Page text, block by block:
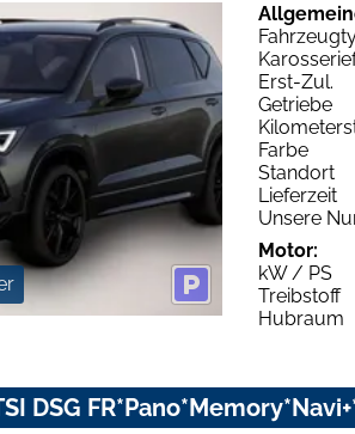
Erst-Zul.
Getriebe
Farbe
Standort
Lieferzeit
Unsere
Motor:
kW / PS
Treibstoff
Hubraum
DSG